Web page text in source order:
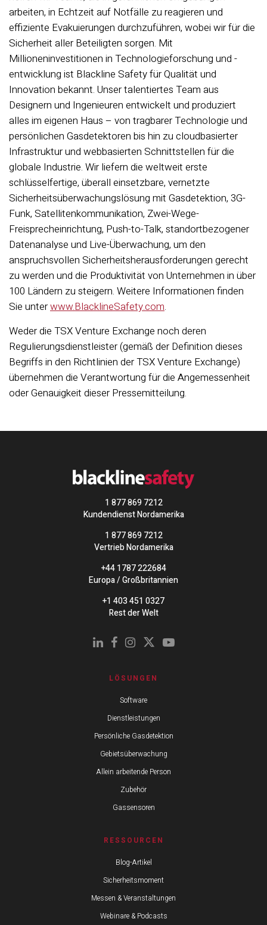
arbeiten, in Echtzeit auf Notfälle zu reagieren und
effiziente Evakuierungen durchzuführen, wobei wir für die
Sicherheit aller Beteiligten sorgen. Mit
Millioneninvestitionen in Technologieforschung und -
entwicklung ist Blackline Safety für Qualität und
Innovation bekannt. Unser talentiertes Team aus
Designern und Ingenieuren entwickelt und produziert
alles im eigenen Haus – von tragbarer Technologie und
persönlichen Gasdetektoren bis hin zu cloudbasierter
Infrastruktur und webbasierten Schnittstellen für die
globale Industrie. Wir liefern die weltweit erste
schlüsselfertige, überall einsetzbare, vernetzte
Sicherheitsüberwachungslösung mit Gasdetektion, 3G-
Funk, Satellitenkommunikation, Zwei-Wege-
Freisprecheinrichtung, Push-to-Talk, standortbezogener
Datenanalyse und Live-Überwachung, um den
anspruchsvollen Sicherheitsherausforderungen gerecht
zu werden und die Produktivität von Unternehmen in über
100 Ländern zu steigern. Weitere Informationen finden
Sie unterwww.BlacklineSafety.com.
Weder die TSX Venture Exchange noch deren
Regulierungsdienstleister (gemäß der Definition dieses
Begriffs in den Richtlinien der TSX Venture Exchange)
übernehmen die Verantwortung für die Angemessenheit
oder Genauigkeit dieser Pressemitteilung.
1 877 869 7212
Kundendienst Nordamerika
1 877 869 7212
Vertrieb Nordamerika
+44 1787 222684
Europa / Großbritannien
+1 403 451 0327
Rest der Welt
LÖSUNGEN
Software
Dienstleistungen
Persönliche Gasdetektion
Gebietsüberwachung
Allein arbeitende Person
Zubehör
Gassensoren
RESSOURCEN
Blog-Artikel
Sicherheitsmoment
Messen & Veranstaltungen
Webinare & Podcasts